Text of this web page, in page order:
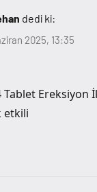
dedi ki:
2025, 13:35
Ereksiyon
etkili